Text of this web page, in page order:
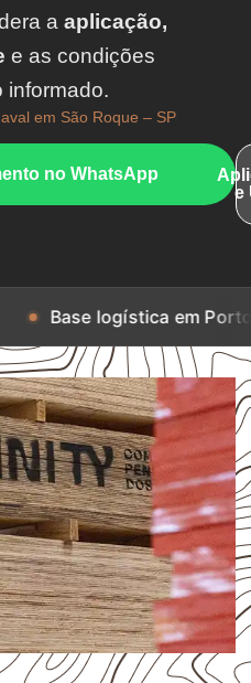
a aplicação,
e as condições
informado.
em São Roque – SP
no WhatsApp
e
em Porto Alegre, RS